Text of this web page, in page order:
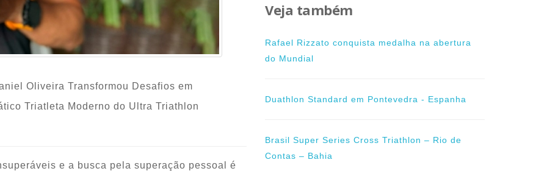
Oliveira Transformou Desafios em
Triatleta Moderno do Ultra Triathlon
e a busca pela superação pessoal é
Veja também
Rafael Rizzato conquista medalha na abertura
do Mundial
Duathlon Standard em Pontevedra - Espanha
Brasil Super Series Cross Triathlon – Rio de
Contas – Bahia